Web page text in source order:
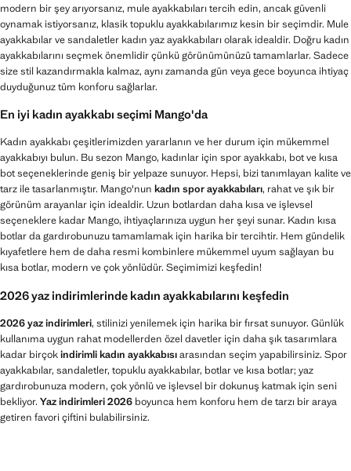
modern bir şey arıyorsanız, mule ayakkabıları tercih edin, ancak güvenli
oynamak istiyorsanız, klasik topuklu ayakkabılarımız kesin bir seçimdir. Mule
ayakkabılar ve sandaletler kadın yaz ayakkabıları olarak idealdir. Doğru kadın
ayakkabılarını seçmek önemlidir çünkü görünümünüzü tamamlarlar. Sadece
size stil kazandırmakla kalmaz, aynı zamanda gün veya gece boyunca ihtiyaç
duyduğunuz tüm konforu sağlarlar.
En iyi kadın ayakkabı seçimi Mango'da
Kadın ayakkabı çeşitlerimizden yararlanın ve her durum için mükemmel
ayakkabıyı bulun. Bu sezon Mango, kadınlar için spor ayakkabı, bot ve kısa
bot seçeneklerinde geniş bir yelpaze sunuyor. Hepsi, bizi tanımlayan kalite ve
tarz ile tasarlanmıştır. Mango'nun kadın spor ayakkabıları, rahat ve şık bir
görünüm arayanlar için idealdir. Uzun botlardan daha kısa ve işlevsel
seçeneklere kadar Mango, ihtiyaçlarınıza uygun her şeyi sunar. Kadın kısa
botlar da gardırobunuzu tamamlamak için harika bir tercihtir. Hem gündelik
kıyafetlere hem de daha resmi kombinlere mükemmel uyum sağlayan bu
kısa botlar, modern ve çok yönlüdür. Seçimimizi keşfedin!
2026 yaz indirimlerinde kadın ayakkabılarını keşfedin
2026 yaz indirimleri, stilinizi yenilemek için harika bir fırsat sunuyor. Günlük
kullanıma uygun rahat modellerden özel davetler için daha şık tasarımlara
kadar birçokindirimli kadın ayakkabısıarasından seçim yapabilirsiniz. Spor
ayakkabılar, sandaletler, topuklu ayakkabılar, botlar ve kısa botlar; yaz
gardırobunuza modern, çok yönlü ve işlevsel bir dokunuş katmak için seni
bekliyor. Yaz indirimleri 2026 boyunca hem konforu hem de tarzı bir araya
getiren favori çiftini bulabilirsiniz.